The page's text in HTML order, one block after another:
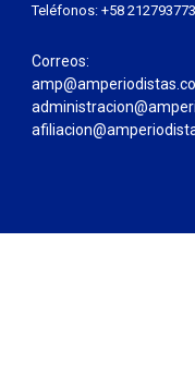
Teléfonos: +58
Correos: